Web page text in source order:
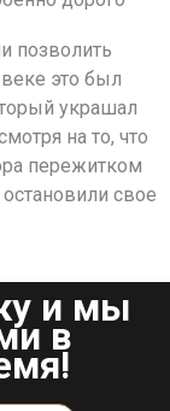
позволить
это был
украшал
на то, что
пережитком
свое
и мы
в